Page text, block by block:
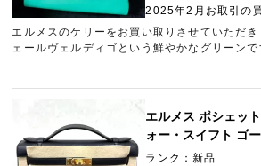
2025年2月お取引の
エルメスのケリーをお買い取りさせていただ
ェールヴェルディゴという鮮やかなグリーン
の高い25cm、カラーもお求めの方が多いケリ
う方は、東心斎橋にあるブランド買取店「ギ
店」までお気軽にお問い合わせくださいませ。
エルメス ポシェッ
ォー・スイフト ゴ
ランク：新品